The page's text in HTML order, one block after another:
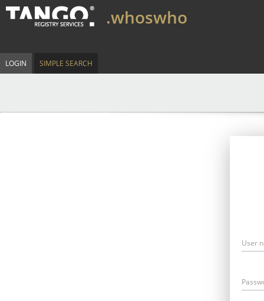
.whoswho
LOGIN SIMPLE SEARCH
User